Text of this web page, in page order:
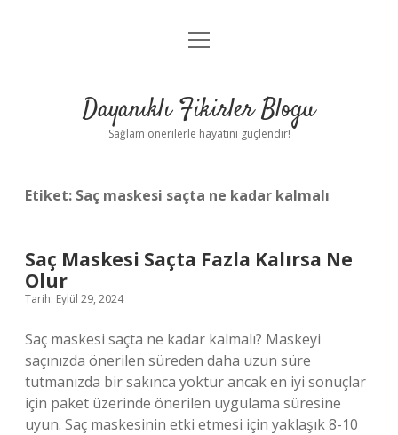
Anasayfa
Yasal Uyarı
menüyü
Dayanıklı Fikirler Blogu
Sağlam önerilerle hayatını güçlendir!
Etiket: Saç maskesi saçta ne kadar kalmalı
Saç Maskesi Saçta Fazla Kalırsa Ne
Olur
Tarih: Eylül 29, 2024
Saç maskesi saçta ne kadar kalmalı? Maskeyi
saçınızda önerilen süreden daha uzun süre
tutmanızda bir sakınca yoktur ancak en iyi sonuçlar
için paket üzerinde önerilen uygulama süresine
uyun. Saç maskesinin etki etmesi için yaklaşık 8-10